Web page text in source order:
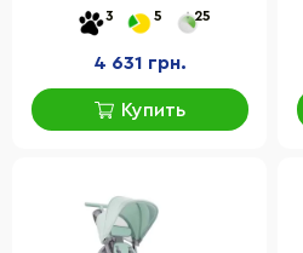
с родительской ручкой
3 5 25
4 631 грн.
Купить